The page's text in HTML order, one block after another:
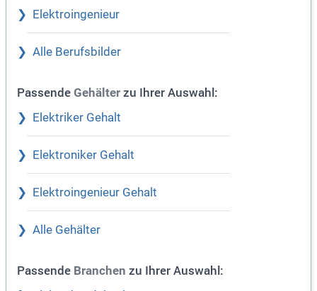
Elektroingenieur
Alle Berufsbilder
Passende Gehälter zu Ihrer Auswahl:
Elektriker Gehalt
Elektroniker Gehalt
Elektroingenieur Gehalt
Alle Gehälter
Passende Branchen zu Ihrer Auswahl: